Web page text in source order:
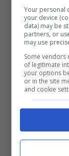
Ida e l’ex
Your personal
your device
data) may be
partners, or
may use
Some
of legitimate
your options
or in the site
and cookie